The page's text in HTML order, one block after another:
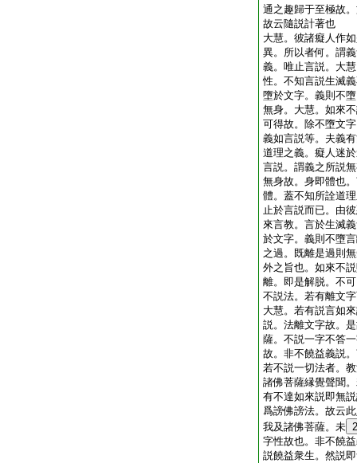
通之趣歸于至極故
故云隨説計著也
大慧。彼諸癡人作
異。所以者何。謂
義。唯止言説。大
性。不知言説生滅
墮於文字。義則不
無身。大慧。如來
可得故。除不墮文
義如言説等。夫義
道理之義。癡人迷
言説。謂義之所説
無身故。身即體也
體。蓋不知所詮道
止於言説而已。由
來言教。言於生滅
於文字。義則不墮
之過。既離是過則
外之旨也。如來不
離。即是解脱。不
不説法。若有離文
大慧。若有説言如
説。法離文字故。
薩。不説一字不答
故。非不饒益義説
若不説一切法者。
諸佛菩薩縁覺聲聞
有不達如來説即無
爲謗佛謗法。故云
我及諸佛菩薩。未 2
字性故也。非不饒
説饒益衆生。然説